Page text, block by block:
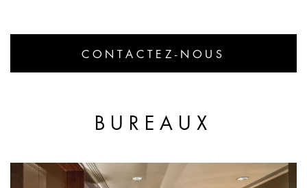
CONTACTEZ-NOUS
BUREAUX